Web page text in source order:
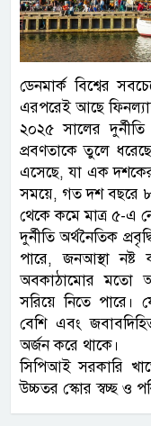
ডেনমার্ক বিশ্বের
এরপরেই আছে
২০২৫ সালের
প্রবণতাকে তুলে
এসেছে, যা এক
সময়ে, গত দশ বছরে
থেকে কমে মাত্র ৫-এ
দুর্নীতি অর্থনৈতিক
পারে, জনআস্থা নষ্ট
অবকাঠামোর মতো
সরিয়ে নিতে পারে।
বেশি এবং
অর্জন করে থাকে।
সিপিআই সরকারি
উচ্চতর স্কোর স্বচ্ছ ও